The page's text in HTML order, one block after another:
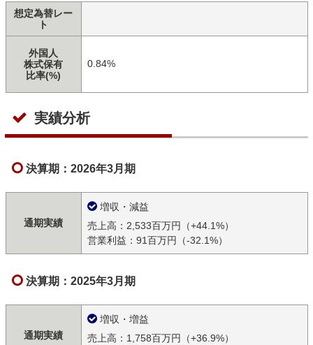
想定為替レー
ト
外国人
株式保有
比率(%)
0.84%
実績分析
決算期：2026年3月期
通期実績
増収・減益
売上高：2,533百万円（+44.1%）
営業利益：91百万円（-32.1%）
決算期：2025年3月期
通期実績
増収・増益
売上高：1,758百万円（+36.9%）